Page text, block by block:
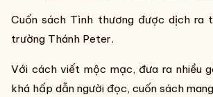
Cuốn sách Tình thương được dịch ra
trường Thánh Peter.
Với cách viết mộc mạc, đưa ra nhiều
khá hấp dẫn người đọc, cuốn sách